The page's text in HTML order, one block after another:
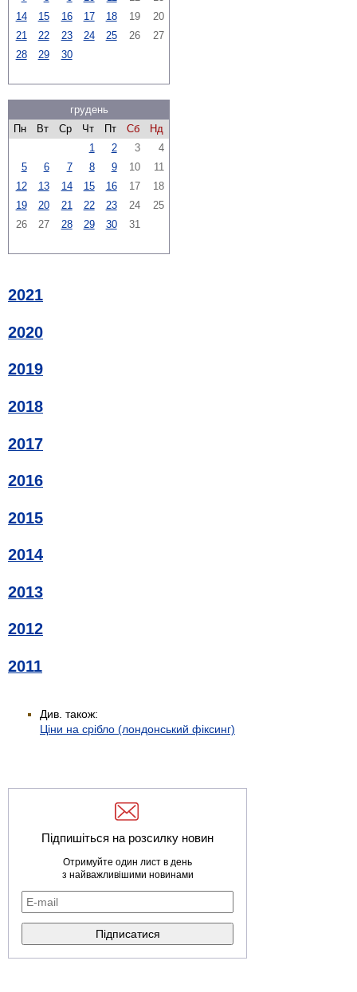
14
15 16 17 18 19
20
21
22 23 24 25 26
27
28
29 30
грудень
Пн
Вт Ср Чт Пт Сб
Нд
1
2 3
4
5
6 7 8 9 10
11
12
13 14 15 16 17
18
19
20 21 22 23 24
25
26
27 28 29 30 31
2021
2020
2019
2018
2017
2016
2015
2014
2013
2012
2011
Див. також:
Ціни на срібло (лондонський фіксинг)
Підпишіться на розсилку новин
Отримуйте один лист в день
з найважливішими новинами